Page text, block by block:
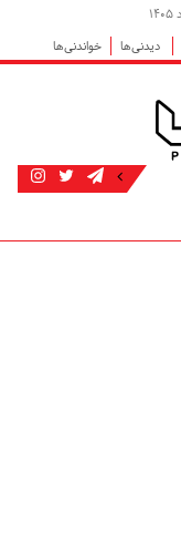
دیدنی‌ها خواندنی‌ها